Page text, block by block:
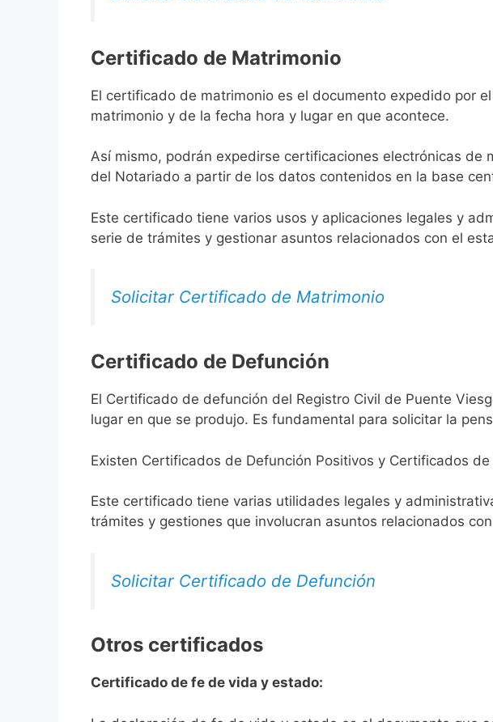
Certificado de Matrimonio
El certificado de matrimonio es el documento expedido por
matrimonio y de la fecha hora y lugar en que acontece.
Así mismo, podrán expedirse certificaciones electrónicas
del Notariado a partir de los datos contenidos en la base
Este certificado tiene varios usos y aplicaciones legales y
serie de trámites y gestionar asuntos relacionados con el
Solicitar Certificado de Matrimonio
Certificado de Defunción
El Certificado de defunción del Registro Civil de Puente
lugar en que se produjo. Es fundamental para solicitar la
Existen Certificados de Defunción Positivos y Certificados
Este certificado tiene varias utilidades legales y
trámites y gestiones que involucran asuntos relacionados
Solicitar Certificado de Defunción
Otros certificados
Certificado de fe de vida y estado: